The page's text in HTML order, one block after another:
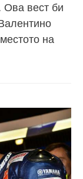
Ова вест би
на